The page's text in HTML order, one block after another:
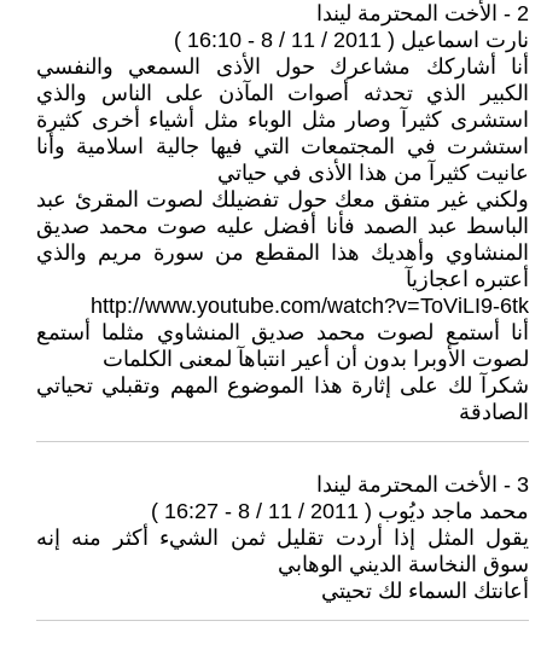
2 - الأخت المحترمة ليندا
نارت اسماعيل ( 2011 / 11 / 8 - 16:10 )
أنا أشاركك مشاعرك حول الأذى السمعي والنفسي
الكبير الذي تحدثه أصوات المآذن على الناس والذي
استشرى كثيرآ وصار مثل الوباء مثل أشياء أخرى كثيرة
استشرت في المجتمعات التي فيها جالية اسلامية وأنا
عانيت كثيرآ من هذا الأذى في حياتي
ولكني غير متفق معك حول تفضيلك لصوت المقرئ عبد
الباسط عبد الصمد فأنا أفضل عليه صوت محمد صديق
المنشاوي وأهديك هذا المقطع من سورة مريم والذي
أعتبره اعجازيآ
http://www.youtube.com/watch?v=ToViLI9-6tk
أنا أستمع لصوت محمد صديق المنشاوي مثلما أستمع
لصوت الأوبرا بدون أن أعير انتباهآ لمعنى الكلمات
شكرآ لك على إثارة هذا الموضوع المهم وتقبلي تحياتي
الصادقة
3 - الأخت المحترمة ليندا
محمد ماجد ديُوب ( 2011 / 11 / 8 - 16:27 )
يقول المثل إذا أردت تقليل ثمن الشيء أكثر منه إنه
سوق النخاسة الديني الوهابي
أعانتك السماء لك تحيتي